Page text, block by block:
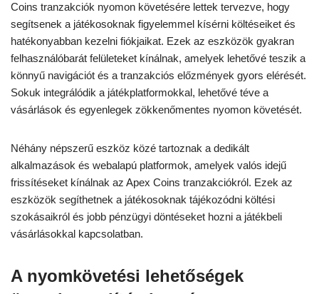
Coins tranzakciók nyomon követésére lettek tervezve, hogy
segítsenek a játékosoknak figyelemmel kísérni költéseiket és
hatékonyabban kezelni fiókjaikat. Ezek az eszközök gyakran
felhasználóbarát felületeket kínálnak, amelyek lehetővé teszik a
könnyű navigációt és a tranzakciós előzmények gyors elérését.
Sokuk integrálódik a játékplatformokkal, lehetővé téve a
vásárlások és egyenlegek zökkenőmentes nyomon követését.
Néhány népszerű eszköz közé tartoznak a dedikált
alkalmazások és webalapú platformok, amelyek valós idejű
frissítéseket kínálnak az Apex Coins tranzakciókról. Ezek az
eszközök segíthetnek a játékosoknak tájékozódni költési
szokásaikról és jobb pénzügyi döntéseket hozni a játékbeli
vásárlásokkal kapcsolatban.
A nyomkövetési lehetőségek